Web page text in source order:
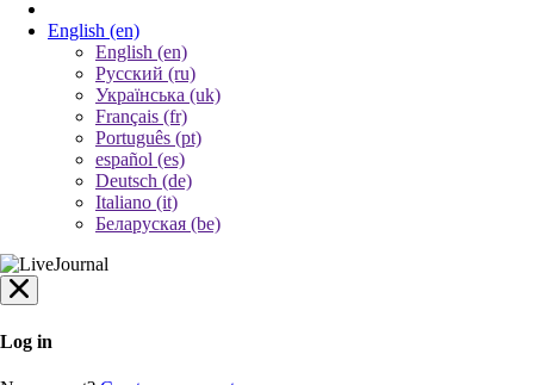
English (en)
English (en)
Русский (ru)
Українська (uk)
Français (fr)
Português (pt)
español (es)
Deutsch (de)
Italiano (it)
Беларуская (be)
Log in